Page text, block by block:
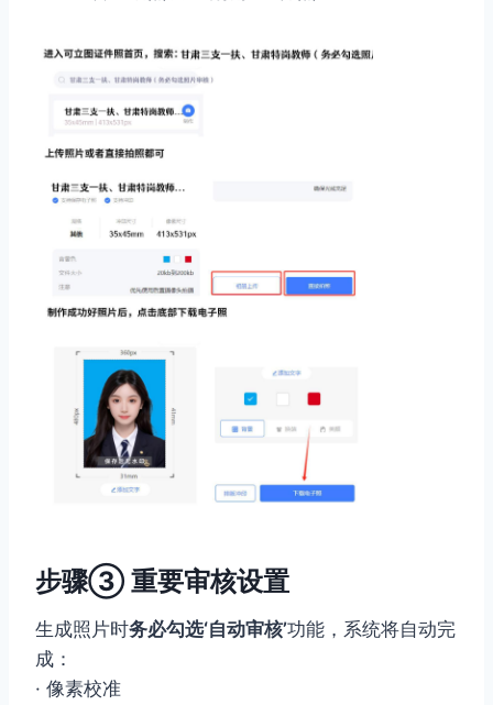
步骤③ 重要审核设置
生成照片时务必勾选‘自动审核’功能，系统将自动完
成：
· 像素校准